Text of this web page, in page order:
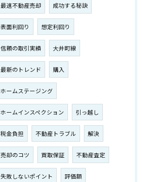
最速不動産売却 成功する秘訣
表面利回り 想定利回り
信頼の取引実績 大井町線
最新のトレンド 購入
ホームステージング
ホームインスペクション 引っ越し
税金負担 不動産トラブル 解決
売却のコツ 買取保証 不動産査定
失敗しないポイント 評価額